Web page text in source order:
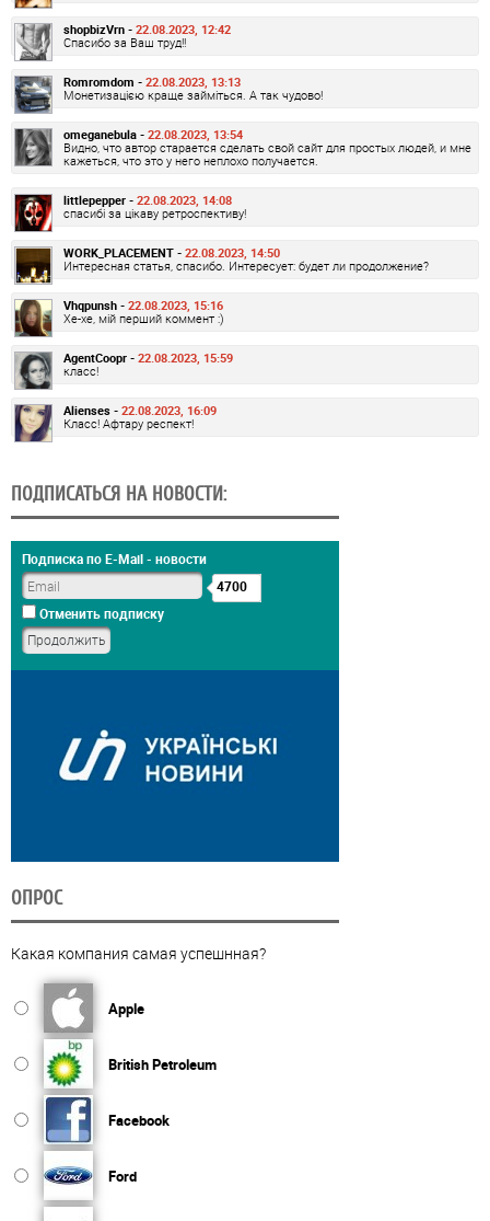
shopbizVrn - 22.08.2023, 12:42
Спасибо за Ваш труд!!
Romromdom - 22.08.2023, 13:13
Монетизацією краще займіться. А так чудово!
omeganebula - 22.08.2023, 13:54
Видно, что автор старается сделать свой сайт для простых людей, и мне
кажеться, что это у него неплохо получается.
littlepepper - 22.08.2023, 14:08
спасибі за цікаву ретроспективу!
WORK_PLACEMENT - 22.08.2023, 14:50
Интересная статья, спасибо. Интересует: будет ли продолжение?
Vhqpunsh - 22.08.2023, 15:16
Хе-хе, мій перший коммент :)
AgentCoopr - 22.08.2023, 15:59
класс!
Alienses - 22.08.2023, 16:09
Класс! Афтару респект!
ПОДПИСАТЬСЯ НА НОВОСТИ:
Подписка по E-Mail - новости
4700
Отменить подписку
ОПРОС
Какая компания самая успешнная?
Apple
British Petroleum
Facebook
Ford